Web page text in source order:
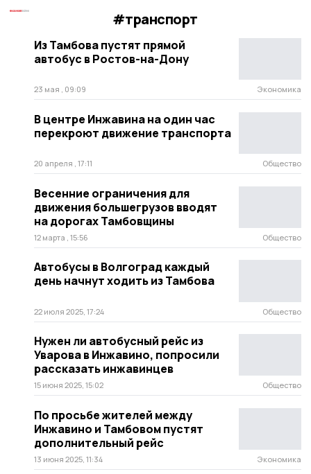
#транспорт
Из Тамбова пустят прямой
автобус в Ростов-на-Дону
23 мая , 09:09 Экономика
В центре Инжавина на один час
перекроют движение транспорта
20 апреля , 17:11 Общество
Весенние ограничения для
движения большегрузов вводят
на дорогах Тамбовщины
12 марта , 15:56 Общество
Автобусы в Волгоград каждый
день начнут ходить из Тамбова
22 июля 2025, 17:24 Общество
Нужен ли автобусный рейс из
Уварова в Инжавино, попросили
рассказать инжавинцев
15 июня 2025, 15:02 Общество
По просьбе жителей между
Инжавино и Тамбовом пустят
дополнительный рейс
13 июня 2025, 11:34 Экономика